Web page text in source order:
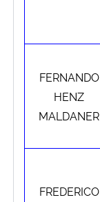
FERNANDO
HENZ
MALDANER
FREDERICO